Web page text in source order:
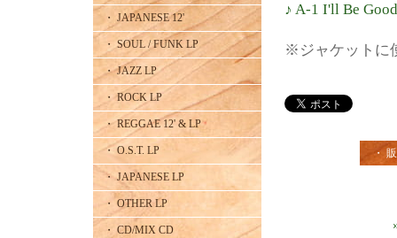
・ JAPANESE 12'
・ SOUL / FUNK LP
・ JAZZ LP
・ ROCK LP
・ REGGAE 12' & LP
・ O.S.T. LP
・ JAPANESE LP
・ OTHER LP
・ CD/MIX CD
♪ A-1 I'll Be
※ジャケットに
・